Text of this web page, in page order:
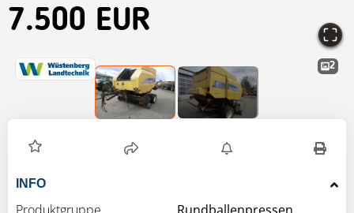
7.500 EUR
2
INFO